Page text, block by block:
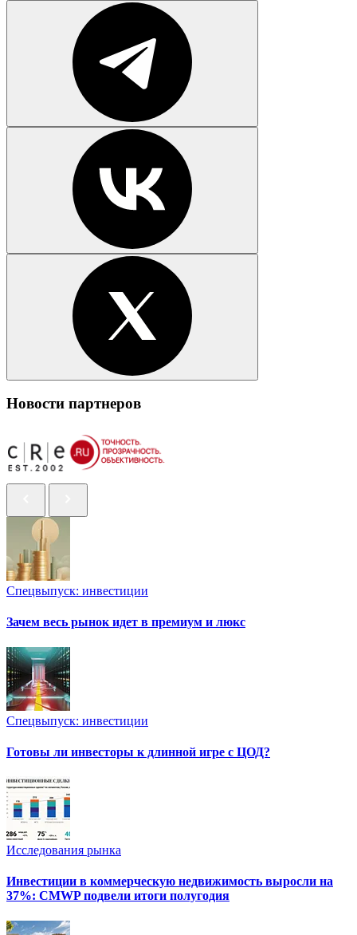
Новости партнеров
Спецвыпуск: инвестиции
Зачем весь рынок идет в премиум и люкс
Спецвыпуск: инвестиции
Готовы ли инвесторы к длинной игре с ЦОД?
Исследования рынка
Инвестиции в коммерческую недвижимость выросли на
37%: CMWP подвели итоги полугодия